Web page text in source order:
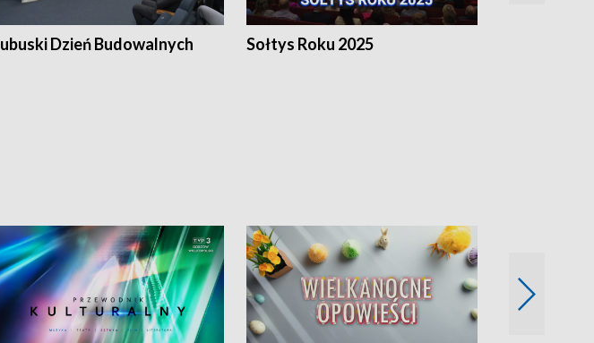
Dzień Budowalnych Sołtys Roku 2025